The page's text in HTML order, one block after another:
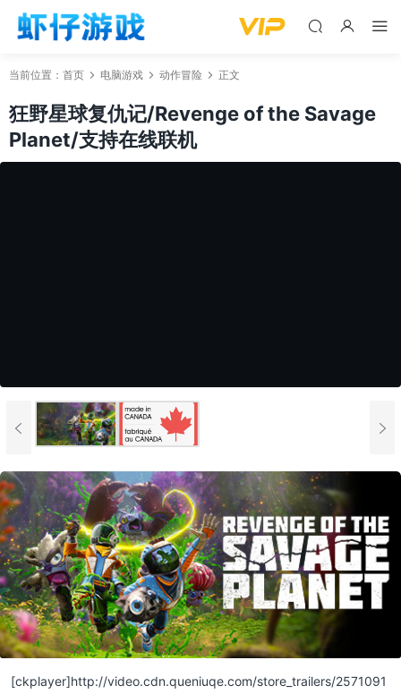
当前位置： 首页 电脑游戏 动作冒险 正文
狂野星球复仇记/Revenge of the Savage
Planet/支持在线联机
[ckplayer]http://video.cdn.queniuqe.com/store_trailers/2571091